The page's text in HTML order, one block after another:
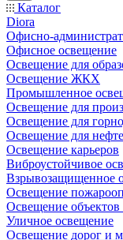
Каталог
Diora
Офисно-
Офисное освещение
Освещение для
Освещение ЖКХ
Промышленное
Освещение для
Освещение для
Освещение для
Освещение карьеров
Виброустойчивое
Взрывозащищенное
Освещение
Освещение
Уличное освещение
Освещение дорог и